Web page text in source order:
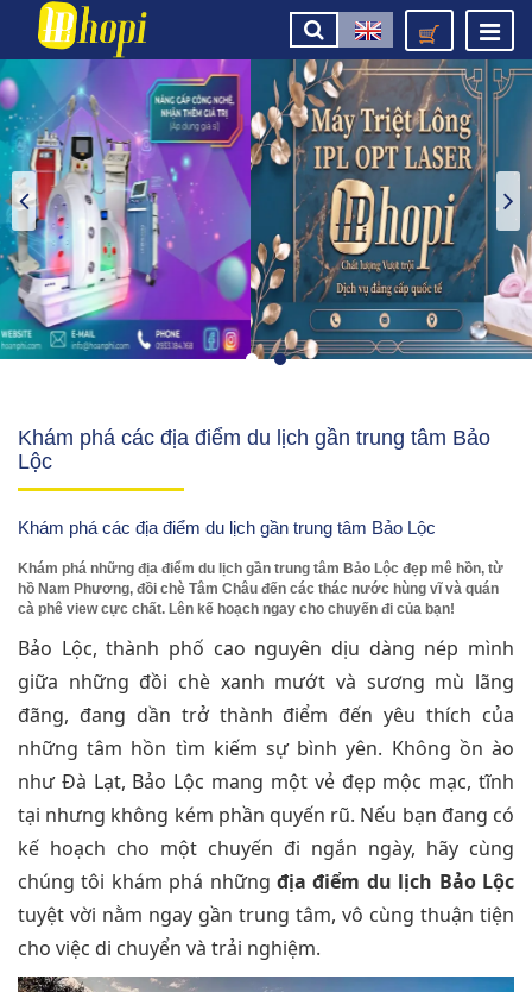
Khám phá các địa điểm du lịch gần trung tâm Bảo
Lộc
Khám phá các địa điểm du lịch gần trung tâm Bảo Lộc
Khám phá những địa điểm du lịch gần trung tâm Bảo Lộc đẹp mê hồn, từ
hồ Nam Phương, đồi chè Tâm Châu đến các thác nước hùng vĩ và quán
cà phê view cực chất. Lên kế hoạch ngay cho chuyến đi của bạn!
Bảo Lộc, thành phố cao nguyên dịu dàng nép mình
giữa những đồi chè xanh mướt và sương mù lãng
đãng, đang dần trở thành điểm đến yêu thích của
những tâm hồn tìm kiếm sự bình yên. Không ồn ào
như Đà Lạt, Bảo Lộc mang một vẻ đẹp mộc mạc, tĩnh
tại nhưng không kém phần quyến rũ. Nếu bạn đang có
kế hoạch cho một chuyến đi ngắn ngày, hãy cùng
chúng tôi khám phá những địa điểm du lịch Bảo Lộc
tuyệt vời nằm ngay gần trung tâm, vô cùng thuận tiện
cho việc di chuyển và trải nghiệm.